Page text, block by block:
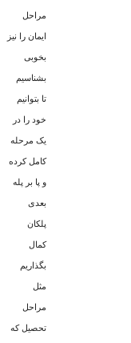
مراحل
ایمان را نیز
بخوبی
بشناسیم
تا بتوانیم
خود را در
یک مرحله
کامل کرده
و پا بر پله
بعدی
پلکان
کمال
بگذاریم
مثل
مراحل
تحصیل که